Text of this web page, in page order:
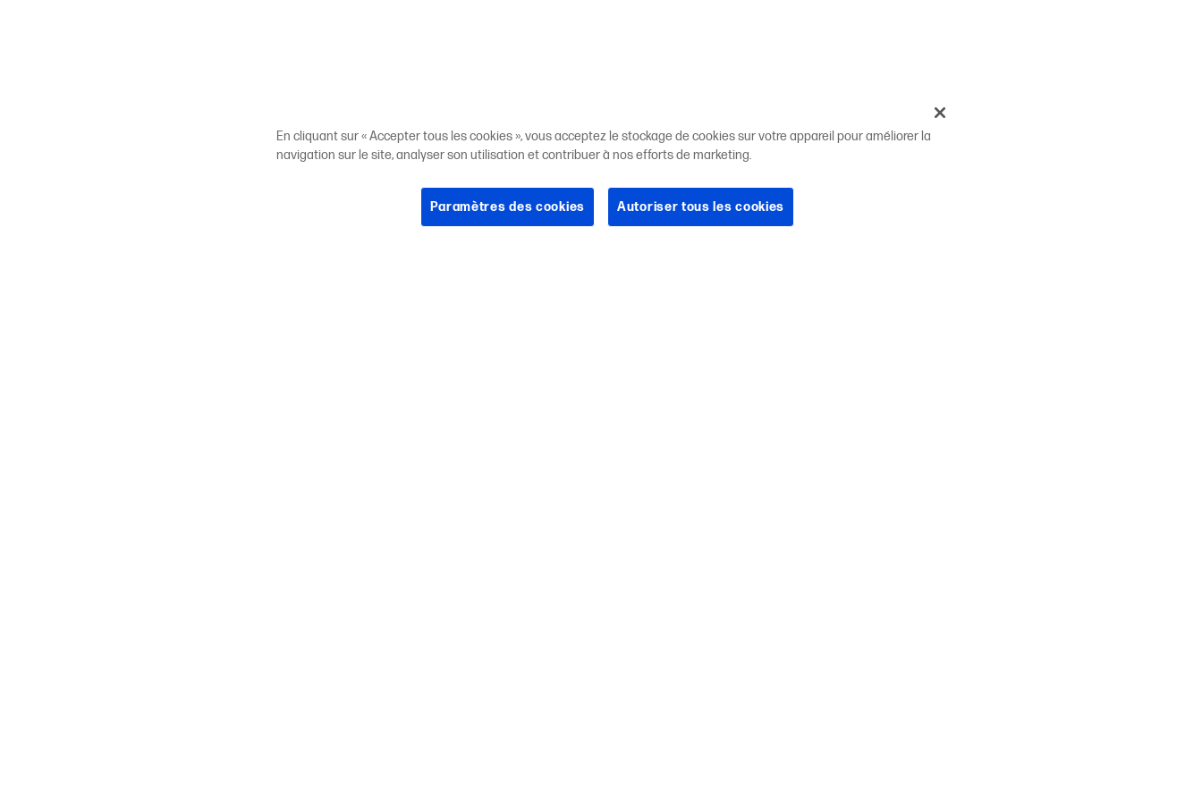
En cliquant sur « Accepter tous les cookies », vous acceptez le stockage de cookies sur votre appareil pour améliorer la
navigation sur le site, analyser son utilisation et contribuer à nos efforts de marketing.
Paramètres des cookies Autoriser tous les cookies